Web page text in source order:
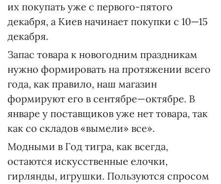
их покупать уже с первого-пятого
декабря, а Киев начинает покупки с 10—15
декабря.
Запас товара к новогодним праздникам
нужно формировать на протяжении всего
года, как правило, наш магазин
формируют его в сентябре—октябре. В
январе у поставщиков уже нет товара, так
как со складов «вымели» все».
Модными в Год тигра, как всегда,
остаются искусственные елочки,
гирлянды, игрушки. Пользуются спросом